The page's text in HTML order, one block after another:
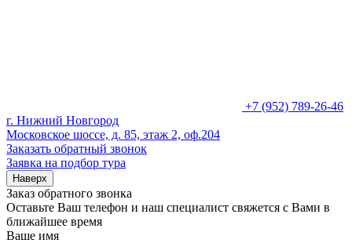
+7 (952) 789-26-46
г. Нижний Новгород
Московское шоссе, д. 85, этаж 2, оф.204
Заказать обратный звонок
Заявка на подбор тура
Наверх
Заказ обратного звонка
Оставьте Ваш телефон и наш специалист свяжется с Вами в
ближайшее время
Ваше имя